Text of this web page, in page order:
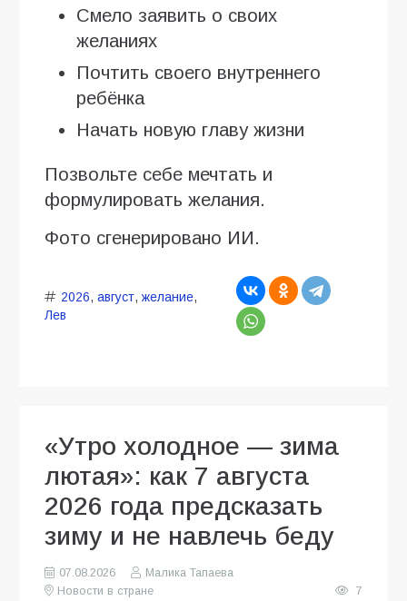
Смело заявить о своих
желаниях
Почтить своего внутреннего
ребёнка
Начать новую главу жизни
Позвольте себе мечтать и
формулировать желания.
Фото сгенерировано ИИ.
2026, август, желание,
Лев
«Утро холодное — зима
лютая»: как 7 августа
2026 года предсказать
зиму и не навлечь беду
07.08.2026
Малика Тапаева
Новости в стране
7